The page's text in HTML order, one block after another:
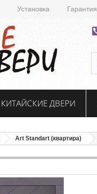
Установка Гарантия
КИТАЙСКИЕ ДВЕРИ
Art Standart (квартира)